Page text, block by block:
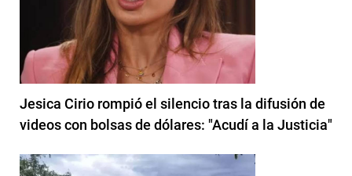
Jesica Cirio rompió el silencio tras la difusión de
videos con bolsas de dólares: "Acudí a la Justicia"